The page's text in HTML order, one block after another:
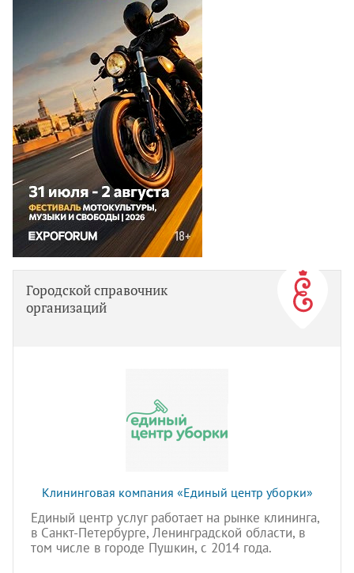
Городской справочник
организаций
Клининговая компания «Единый центр уборки»
Единый центр услуг работает на рынке клининга,
в Санкт-Петербурге, Ленинградской области, в
том числе в городе Пушкин, с 2014 года.